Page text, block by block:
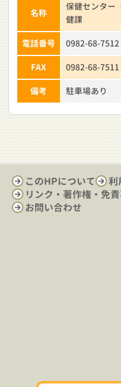
名称
保健センター
健課
電話番号 0982-68-7512
FAX 0982-68-7511
備考 駐車場あり
このHPについて 利
リンク・著作権・免
お問い合わせ